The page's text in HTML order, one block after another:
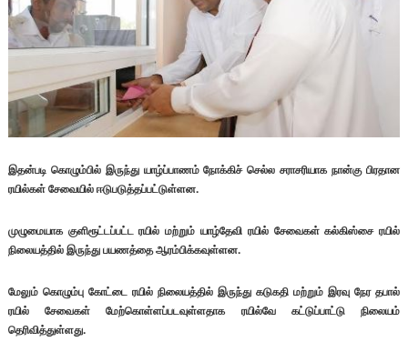
இதன்படி கொழும்பில் இருந்து யாழ்ப்பாணம் நோக்கிச் செல்ல சராசரியாக நான்கு பிரதான
ரயில்கள் சேவையில் ஈடுபடுத்தப்பட்டுள்ளன.
முழுமையாக குளிரூட்டப்பட்ட ரயில் மற்றும் யாழ்தேவி ரயில் சேவைகள் கல்கிஸ்சை ரயில்
நிலையத்தில் இருந்து பயணத்தை ஆரம்பிக்கவுள்ளன.
மேலும் கொழும்பு கோட்டை ரயில் நிலையத்தில் இருந்து கடுகதி மற்றும் இரவு நேர தபால்
ரயில் சேவைகள் மேற்கொள்ளப்படவுள்ளதாக ரயில்வே கட்டுப்பாட்டு நிலையம்
தெரிவித்துள்ளது.